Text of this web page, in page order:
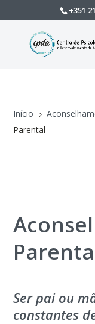
+351
Início 5
Parental
Ser pai ou
constantes